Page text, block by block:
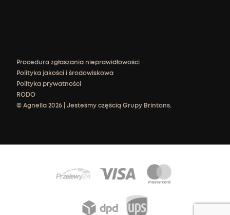
Procedura zgłaszania nieprawidłowości
Polityka jakości i środowiskowa
Polityka prywatności
RODO
© Agnella 2026 | Jesteśmy częścią Grupy Brintons.